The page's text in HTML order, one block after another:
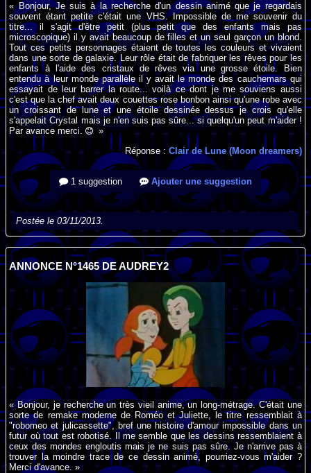
« Bonjour, Je suis à la recherche d'un dessin animé que je regardais
souvent étant petite c'était une VHS. Impossible de me souvenir du
titre... il s'agit d'être petit (plus petit que des enfants mais pas
microscopique) il y avait beaucoup de filles et un seul garçon un blond.
Tout ces petits personnages étaient de toutes les couleurs et vivaient
dans une sorte de galaxie. Leur rôle était de fabriquer les rêves pour les
enfants à l'aide des cristaux de rêves via une grosse étoile. Bien
entendu à leur monde parallèle il y avait le monde des cauchemars qui
essayait de leur barrer la route... voilà ce dont je me souviens aussi
c'est que la chef avait deux couettes rose bonbon ainsi qu'une robe avec
un croissant de lune et une étoile dessinée dessus je crois qu'elle
s'appelait Crystal mais je n'en suis pas sûre... si quelqu'un peut m'aider !
Par avance merci.
»
Réponse :Clair de Lune (Moon dreamers)
1 suggestion Ajouter une suggestion
Postée le 03/11/2013.
ANNONCE N°1465 DE AUDREY2
« Bonjour, je recherche un très vieil anime, un long-métrage. C'était une
sorte de remake moderne de Roméo et Juliette, le titre ressemblait à
"robomeo et julicassette", bref une histoire d'amour impossible dans un
futur où tout est robotisé. Il me semble que les dessins ressemblaient à
ceux des mondes engloutis mais je ne suis pas sûre. Je n'arrive pas à
trouver la moindre trace de ce dessin animé, pourriez-vous m'aider ?
Merci d'avance. »